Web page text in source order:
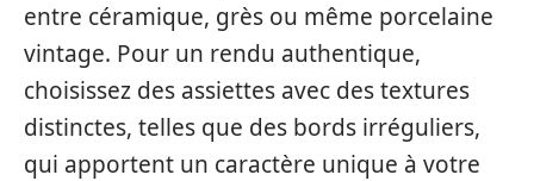
entre céramique, grès ou même porcelaine
vintage. Pour un rendu authentique,
choisissez des assiettes avec des textures
distinctes, telles que des bords irréguliers,
qui apportent un caractère unique à votre